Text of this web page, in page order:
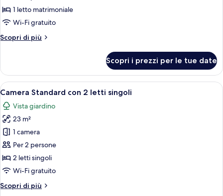
doppia,
bagno
camera
1 letto matrimoniale
Wi-Fi gratuito
Scopri di più
Altri
doppia,
bagno
in
camera
Scopri i prezzi per le tue date
Apri
tutte
le
foto
per
Camera
Standard
con
letti
Camera Standard con 2 letti singoli
8
Camera Standard con 2 letti singoli
Vista giardino
23 m²
1 camera
Per 2 persone
2 letti singoli
Wi-Fi gratuito
Scopri di più
Altri